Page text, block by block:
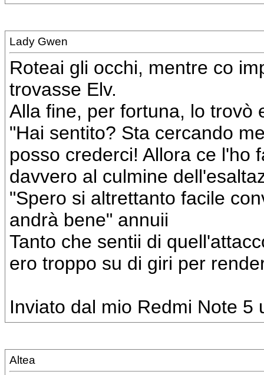
Lady Gwen
Roteai gli occhi, mentre co
trovasse Elv.
Alla fine, per fortuna, lo trovò
"Hai sentito? Sta cercando
posso crederci! Allora ce l'ho
davvero al culmine
"Spero si altrettanto facile
andrà bene" annuii
Tanto che sentii di
ero troppo su di giri per
Inviato dal mio Redmi Note 5
Altea